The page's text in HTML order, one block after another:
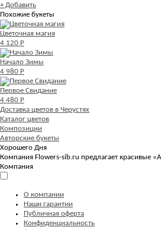
+ Добавить
Похожие букеты
Цветочная магия
4 120 Р
Начало Зимы
4 980 Р
Первое Свидание
4 480 Р
Доставка цветов в Черустях
Каталог цветов
Композиции
Авторские букеты
Хорошего Дня
Компания Flowers-sib.ru предлагает красивые
Компания
О компании
Наши гарантии
Публичная оферта
Конфиденциальность